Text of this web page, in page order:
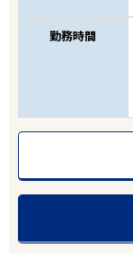
勤務時間